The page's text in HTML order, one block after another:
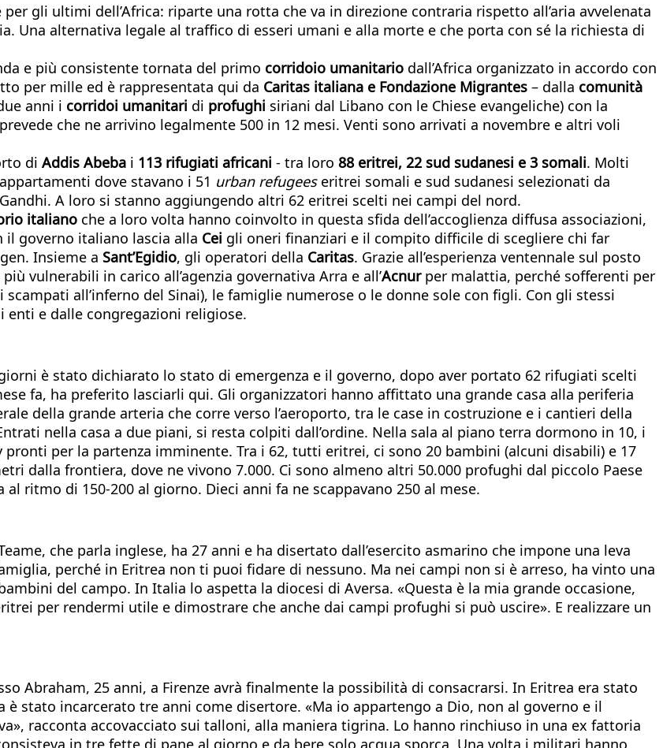
gli ultimi dell’Africa: riparte una rotta che va in direzione contraria rispetto all’aria avvelenata
Una alternativa legale al traffico di esseri umani e alla morte e che porta con sé la richiesta di
e più consistente tornata del primo corridoio umanitario dall’Africa organizzato in accordo con
per mille ed è rappresentata qui da Caritas italiana e Fondazione Migrantes – dalla comunità
anni i corridoi umanitari di profughi siriani dal Libano con le Chiese evangeliche) con la
che ne arrivino legalmente 500 in 12 mesi. Venti sono arrivati a novembre e altri voli
di Addis Abeba i 113 rifugiati africani - tra loro 88 eritrei, 22 sud sudanesi e 3 somali. Molti
dove stavano i 51 urban refugeeseritrei somali e sud sudanesi selezionati da
A loro si stanno aggiungendo altri 62 eritrei scelti nei campi del nord.
italiano che a loro volta hanno coinvolto in questa sfida dell’accoglienza diffusa associazioni,
governo italiano lascia alla Cei gli oneri finanziari e il compito difficile di scegliere chi far
Insieme a Sant’Egidio, gli operatori della Caritas. Grazie all’esperienza ventennale sul posto
vulnerabili in carico all’agenzia governativa Arra e all’Acnurper malattia, perché sofferenti per
all’inferno del Sinai), le famiglie numerose o le donne sole con figli. Con gli stessi
e dalle congregazioni religiose.
è stato dichiarato lo stato di emergenza e il governo, dopo aver portato 62 rifugiati scelti
fa, ha preferito lasciarli qui. Gli organizzatori hanno affittato una grande casa alla periferia
della grande arteria che corre verso l’aeroporto, tra le case in costruzione e i cantieri della
nella casa a due piani, si resta colpiti dall’ordine. Nella sala al piano terra dormono in 10, i
per la partenza imminente. Tra i 62, tutti eritrei, ci sono 20 bambini (alcuni disabili) e 17
dalla frontiera, dove ne vivono 7.000. Ci sono almeno altri 50.000 profughi dal piccolo Paese
ritmo di 150-200 al giorno. Dieci anni fa ne scappavano 250 al mese.
che parla inglese, ha 27 anni e ha disertato dall’esercito asmarino che impone una leva
perché in Eritrea non ti puoi fidare di nessuno. Ma nei campi non si è arreso, ha vinto una
del campo. In Italia lo aspetta la diocesi di Aversa. «Questa è la mia grande occasione,
per rendermi utile e dimostrare che anche dai campi profughi si può uscire». E realizzare un
Abraham, 25 anni, a Firenze avrà finalmente la possibilità di consacrarsi. In Eritrea era stato
stato incarcerato tre anni come disertore. «Ma io appartengo a Dio, non al governo e il
racconta accovacciato sui talloni, alla maniera tigrina. Lo hanno rinchiuso in una ex fattoria
in tre fette di pane al giorno e da bere solo acqua sporca. Una volta i militari hanno